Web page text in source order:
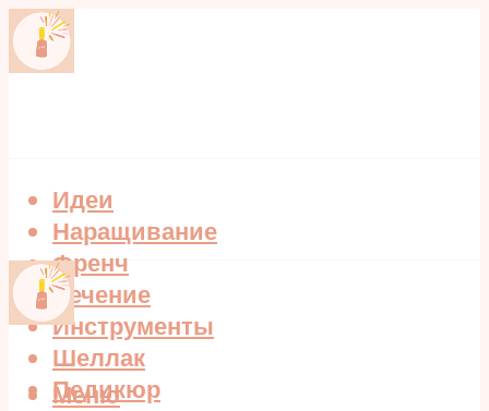
Идеи
Наращивание
Френч
Лечение
Инструменты
Шеллак
Педикюр
Меню